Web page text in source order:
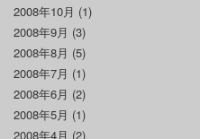
2008年10月 (1)
2008年9月 (3)
2008年8月 (5)
2008年7月 (1)
2008年6月 (2)
2008年5月 (1)
2008年4月 (2)